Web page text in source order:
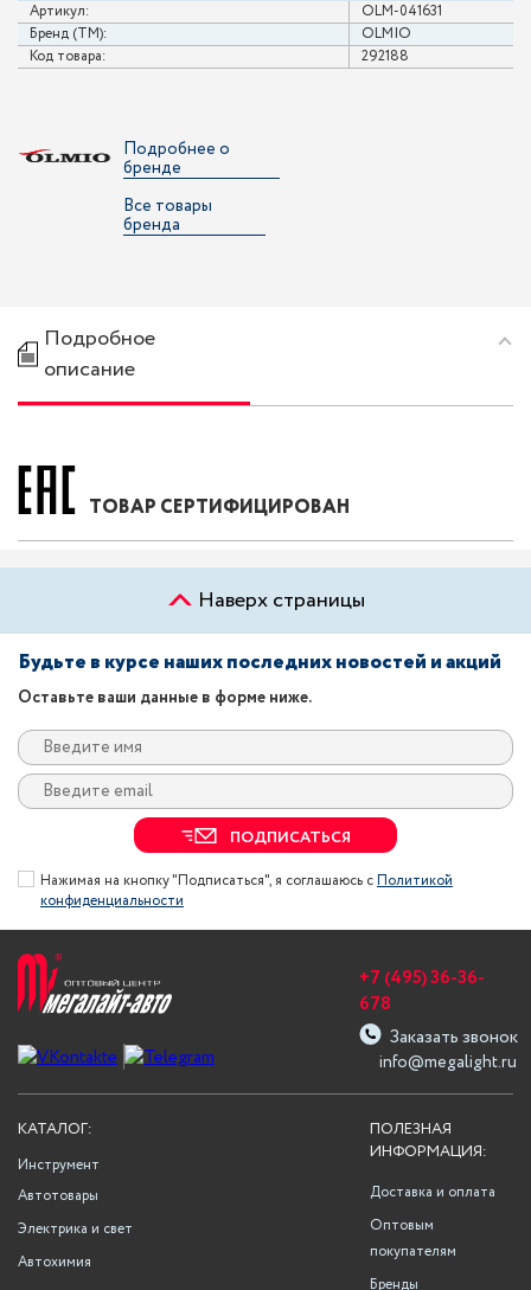
Артикул:
OLM-041631
Бренд (ТМ):
OLMIO
Код товара:
292188
Подробнее о
бренде
Все товары
бренда
Подробное
описание
ТОВАР СЕРТИФИЦИРОВАН
Наверх страницы
Будьте в курсе наших последних новостей и акций
Оставьте ваши данные в форме ниже.
ПОДПИСАТЬСЯ
Нажимая на кнопку "Подписаться", я соглашаюсь сПолитикой
конфиденциальности
info@megalight.ru
+7 (495) 36-36-
678
Заказать звонок
ПОЛЕЗНАЯ
ИНФОРМАЦИЯ:
Доставка и оплата
Оптовым
покупателям
Бренды
КАТАЛОГ:
Инструмент
Автотовары
Электрика и свет
Автохимия